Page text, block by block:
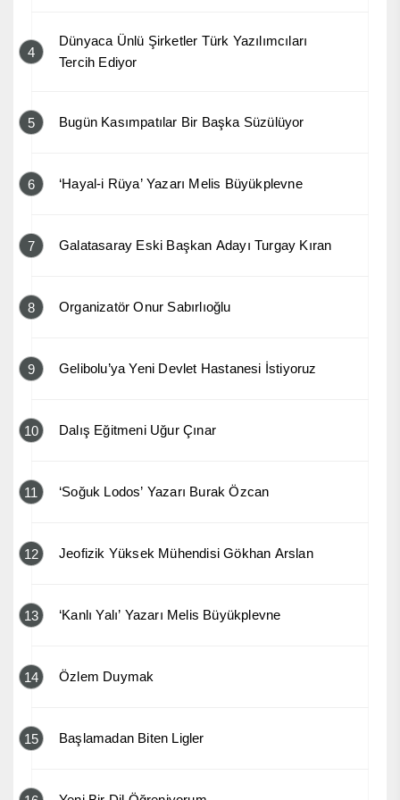
4
Dünyaca Ünlü Şirketler Türk Yazılımcıları
Tercih Ediyor
5 Bugün Kasımpatılar Bir Başka Süzülüyor
6 ‘Hayal-i Rüya’ Yazarı Melis Büyükplevne
7 Galatasaray Eski Başkan Adayı Turgay Kıran
8 Organizatör Onur Sabırlıoğlu
9 Gelibolu’ya Yeni Devlet Hastanesi İstiyoruz
10 Dalış Eğitmeni Uğur Çınar
11 ‘Soğuk Lodos’ Yazarı Burak Özcan
12 Jeofizik Yüksek Mühendisi Gökhan Arslan
13 ‘Kanlı Yalı’ Yazarı Melis Büyükplevne
14 Özlem Duymak
15 Başlamadan Biten Ligler